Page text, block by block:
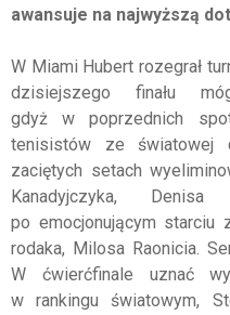
awansuje na najwyższą
W Miami Hubert rozegrał
dzisiejszego finału
gdyż w poprzednich
tenisistów ze światowej
zaciętych setach
Kanadyjczyka,
po emocjonującym starciu
rodaka, Milosa Raonicia.
W ćwierćfinale uznać
w rankingu światowym,